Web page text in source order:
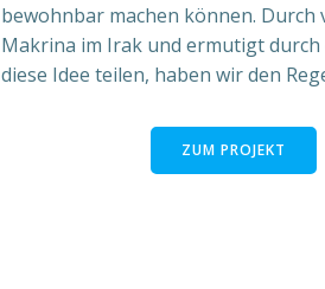
bewohnbar machen können. Durch
Makrina im Irak und ermutigt
diese Idee teilen, haben wir den
ZUM PROJEKT